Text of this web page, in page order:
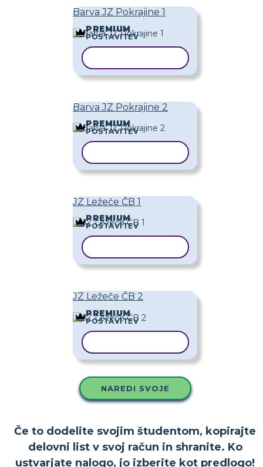
Barva JZ Pokrajine 1
PREMIUM
POSTAVITEV
Barva JZ Pokrajine 2
PREMIUM
POSTAVITEV
JZ Ležeče ČB 1
PREMIUM
POSTAVITEV
JZ Ležeče ČB 2
PREMIUM
POSTAVITEV
NAREDI SVOJE
Če to dodelite svojim študentom, kopirajte
delovni list v svoj račun in shranite. Ko
ustvarjate nalogo, jo izberite kot predlogo!